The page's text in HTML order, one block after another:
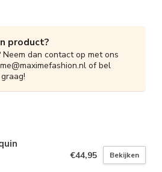
product?
dan contact op met ons
of bel
€44,95 Bekijken